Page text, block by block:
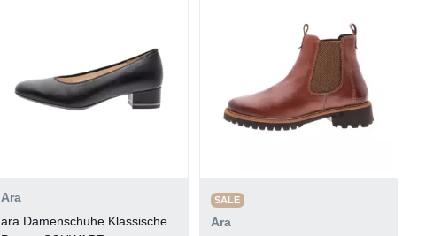
Ara
ara Damenschuhe Klassische
SALE
Ara